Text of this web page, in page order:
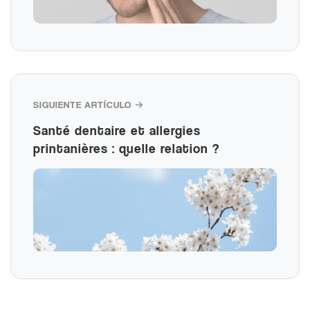
SIGUIENTE ARTÍCULO →
Santé dentaire et allergies
printanières : quelle relation ?